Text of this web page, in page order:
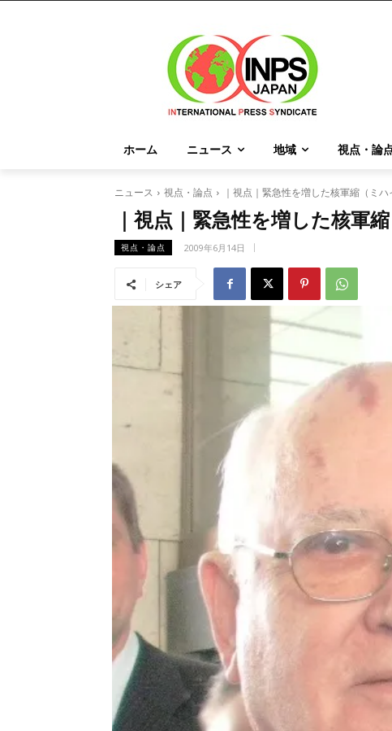
ホーム ニュース 地域 視点・論
ニュース 視点・論点 ｜視点｜緊急性を増した核軍縮（ミハ
｜視点｜緊急性を増した核軍
視点・論点 2009年6月14日
シェア